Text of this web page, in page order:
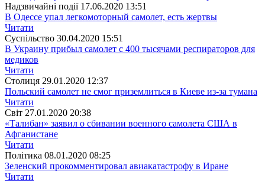
Надзвичайні події 17.06.2020 13:51
В Одессе упал легкомоторный самолет, есть жертвы
Читати
Суспiльство 30.04.2020 15:51
В Украину прибыл самолет с 400 тысячами респираторов для
медиков
Читати
Столиця 29.01.2020 12:37
Польский самолет не смог приземлиться в Киеве из-за тумана
Читати
Свiт 27.01.2020 20:38
«Талибан» заявил о сбивании военного самолета США в
Афганистане
Читати
Полiтика 08.01.2020 08:25
Зеленский прокомментировал авиакатастрофу в Иране
Читати